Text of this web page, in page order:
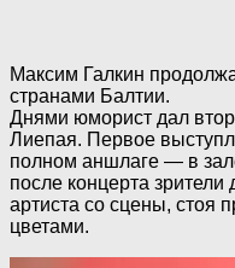
Максим Галкин
странами Балтии.
Днями юморист дал
Лиепая. Первое
полном аншлаге — в
после концерта
артиста со сцены, стоя
цветами.